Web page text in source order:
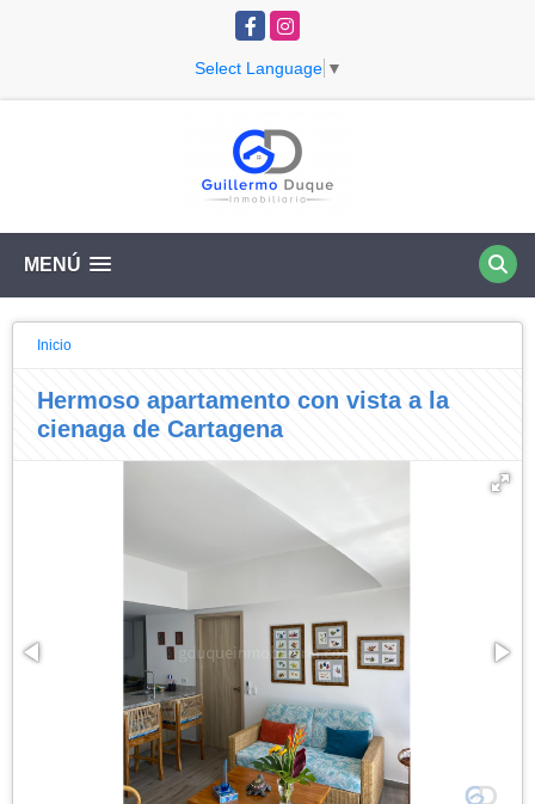
FacebookInstagram
Select Language ▼
MENÚ
Inicio
Hermoso apartamento con vista a la
cienaga de Cartagena